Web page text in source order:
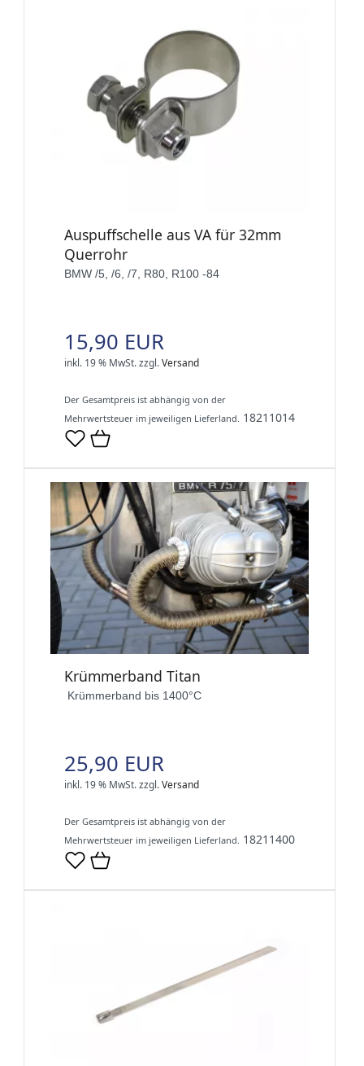
Auspuffschelle aus VA für 32mm
Querrohr
BMW /5, /6, /7, R80, R100 -84
15,90 EUR
inkl. 19 % MwSt.zzgl.Versand
Der Gesamtpreis ist abhängig von der
Mehrwertsteuer im jeweiligen Lieferland. 18211014
Krümmerband Titan
Krümmerband bis 1400°C
25,90 EUR
inkl. 19 % MwSt.zzgl.Versand
Der Gesamtpreis ist abhängig von der
Mehrwertsteuer im jeweiligen Lieferland. 18211400